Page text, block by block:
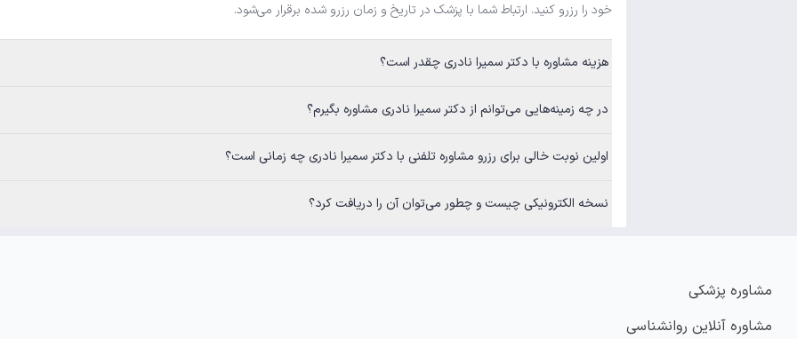
خود را رزرو کنید. ارتباط شما با پزشک در تاریخ و زمان رزرو شده برقرار می‌شود.
هزینه مشاوره با دکتر سمیرا نادری چقدر است؟
در چه زمینه‌هایی می‌توانم از دکتر سمیرا نادری مشاوره بگیرم؟
اولین نوبت خالی برای رزرو مشاوره تلفنی با دکتر سمیرا نادری چه زمانی است؟
نسخه الکترونیکی چیست و چطور می‌توان آن را دریافت کرد؟
مشاوره پزشکی
مشاوره آنلاین روانشناسی